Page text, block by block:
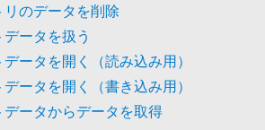
リのデータを削除
データを扱う
ータを開く（読み込み用）
ータを開く（書き込み用）
データからデータを取得